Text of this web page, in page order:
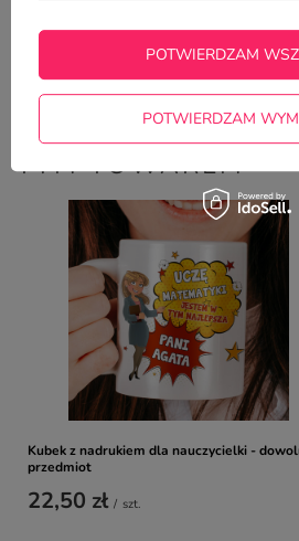
niezwłocznie, najciekawsze pytania i
odpowiedzi publikując dla innych.
NAJCZĘŚCIEJ
TYM TOWAREM
Kubek z nadrukiem dla nauczycielki -
przedmiot
22,50 zł / szt.
POTWIERDZAM
POTWIERDZAM